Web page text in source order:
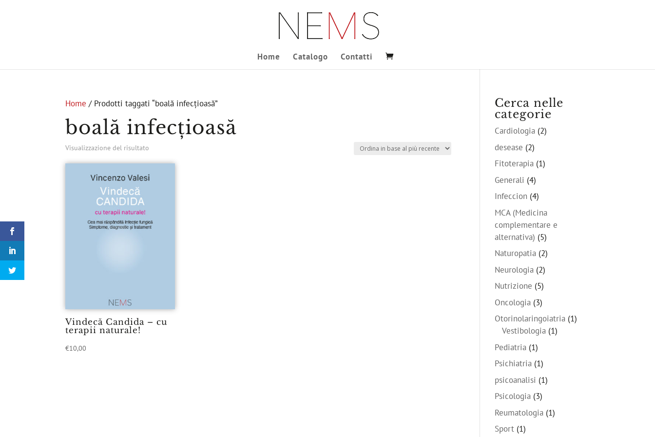
Home Catalogo Contatti
Home / Prodotti taggati “boală infecțioasă”
boală infecțioasă
Visualizzazione del risultato
Vindecă Candida – cu
terapii naturale!
€10,00
Cerca nelle
categorie
Cardiologia (2)
desease (2)
Fitoterapia (1)
Generali (4)
Infeccion (4)
MCA (Medicina
complementare e
alternativa) (5)
Naturopatia (2)
Neurologia (2)
Nutrizione (5)
Oncologia (3)
Otorinolaringoiatria (1)
Vestibologia (1)
Pediatria (1)
Psichiatria (1)
psicoanalisi (1)
Psicologia (3)
Reumatologia (1)
Sport (1)